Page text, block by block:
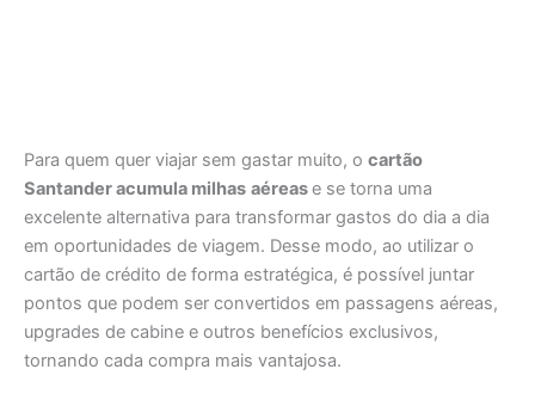
Para quem quer viajar sem gastar muito, o cartão
Santander acumula milhas aérease se torna uma
excelente alternativa para transformar gastos do dia a dia
em oportunidades de viagem. Desse modo, ao utilizar o
cartão de crédito de forma estratégica, é possível juntar
pontos que podem ser convertidos em passagens aéreas,
upgrades de cabine e outros benefícios exclusivos,
tornando cada compra mais vantajosa.